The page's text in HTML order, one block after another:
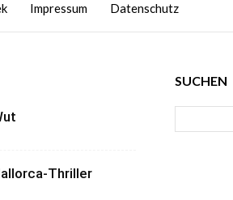
Impressum Datenschutz
Thriller
SUCHEN